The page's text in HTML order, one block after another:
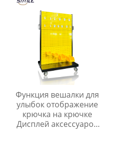
Функция вешалки для
улыбок отображение
крючка на крючке
Дисплей аксессуаров